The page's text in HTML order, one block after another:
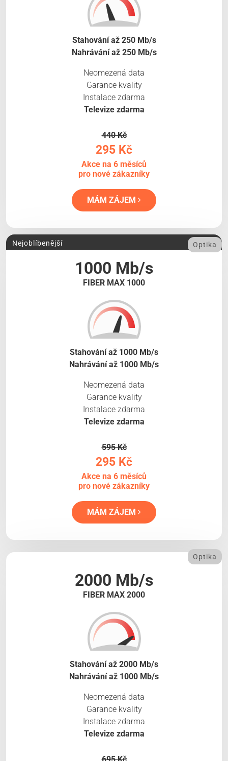
Stahování až 250 Mb/s
Nahrávání až 250 Mb/s
Neomezená data
Garance kvality
Instalace zdarma
Televize zdarma
440 Kč
295 Kč
Akce na 6 měsíců
pro nové zákazníky
MÁM ZÁJEM
1000 Mb/s
FIBER MAX 1000
Nejoblíbenější Optika
Stahování až 1000 Mb/s
Nahrávání až 1000 Mb/s
Neomezená data
Garance kvality
Instalace zdarma
Televize zdarma
595 Kč
295 Kč
Akce na 6 měsíců
pro nové zákazníky
MÁM ZÁJEM
2000 Mb/s
FIBER MAX 2000
Optika
Stahování až 2000 Mb/s
Nahrávání až 1000 Mb/s
Neomezená data
Garance kvality
Instalace zdarma
Televize zdarma